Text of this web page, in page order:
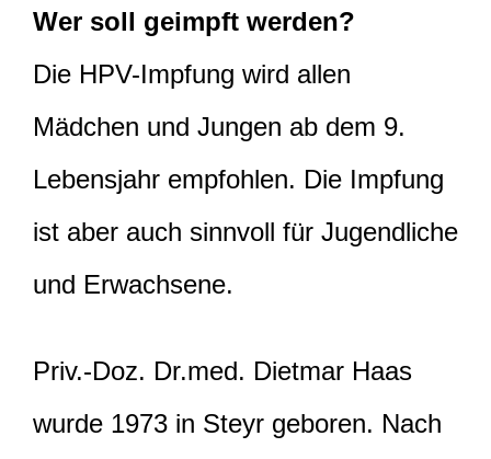
Wer soll geimpft werden?
Die HPV-Impfung wird allen
Mädchen und Jungen ab dem 9.
Lebensjahr empfohlen. Die Impfung
ist aber auch sinnvoll für Jugendliche
und Erwachsene.
Priv.-Doz. Dr.med. Dietmar Haas
wurde 1973 in Steyr geboren. Nach